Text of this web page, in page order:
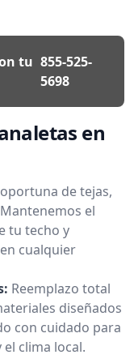
tu 855-525-
5698
en
de tejas,
el
tu techo y
cualquier
Reemplazo total
diseñados
con cuidado para
clima local.